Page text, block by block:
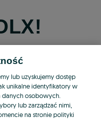
Facebooka
konto Apple
lub uzyskujemy dostęp
unikalne identyfikatory w
osobowych.
lub zarządzać nimi,
na stronie polityki